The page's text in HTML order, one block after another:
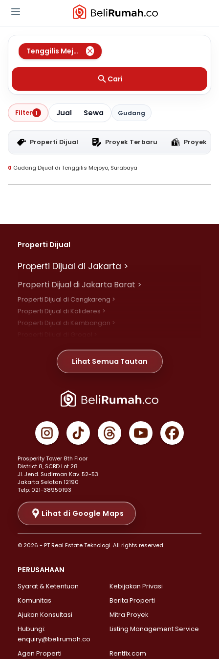
Tenggilis Mejoyo ,Surabaya
Cari
Filter 1 Jual Sewa Gudang
Properti Dijual Proyek Terbaru Proyek
0 Gudang Dijual di Tenggilis Mejoyo, Surabaya
Properti Dijual
Properti Dijual di Jakarta >
Properti Dijual di Jakarta Barat >
Properti Dijual di Cengkareng >
Properti Dijual di Kalideres >
Properti Dijual di Kembangan >
Properti Dijual di Meruya >
Properti Dijual di Jelambar >
Properti Dijual di Jakarta Pusat >
Properti Dijual di Gambir >
Properti Dijual di Johar Baru >
Properti Dijual di Menteng >
Properti Dijual di Senen >
Properti Dijual di Tanah Abang >
Properti Dijual di Cikini >
Properti Dijual di Kramat >
Properti Dijual di Pasar Baru >
Properti Dijual di Bendungan Hilir >
Properti Dijual di Jakarta Selatan >
Properti Dijual di Lebak Bulus >
Properti Dijual di Gandaria Selatan >
Properti Dijual di Pondok Labu >
Properti Dijual di Lenteng Agung >
Properti Dijual di Senayan >
Properti Dijual di Pondok Pinang >
Lihat Semua Tautan
Prosperity Tower 8th Floor
District 8, SCBD Lot 28
JI. Jend. Sudirman Kav. 52-53
Jakarta Selatan 12190
Telp: 021-38959193
Lihat di Google Maps
© 2026 - PT Real Estate Teknologi. All rights reserved.
PERUSAHAAN
Syarat & Ketentuan
Kebijakan Privasi
Komunitas
Berita Properti
Ajukan Konsultasi
Mitra Proyek
Hubungi:
enquiry@belirumah.co
Listing Management Service
Agen Properti Rentfix.com